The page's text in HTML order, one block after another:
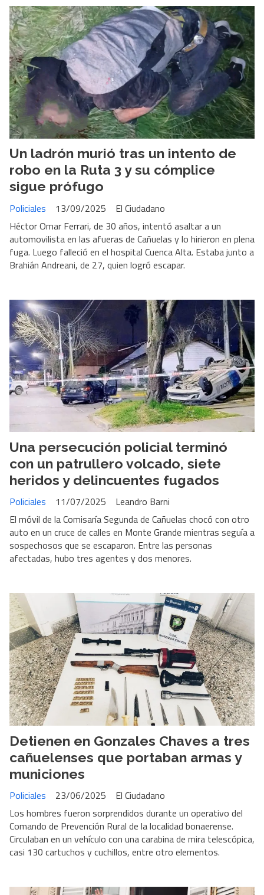
Un ladrón murió tras un intento de
robo en la Ruta 3 y su cómplice
sigue prófugo
El Ciudadano
Policiales
13/09/2025
Héctor Omar Ferrari, de 30 años, intentó asaltar a un
automovilista en las afueras de Cañuelas y lo hirieron en plena
fuga. Luego falleció en el hospital Cuenca Alta. Estaba junto a
Brahián Andreani, de 27, quien logró escapar.
Una persecución policial terminó
con un patrullero volcado, siete
heridos y delincuentes fugados
Leandro Barni
Policiales
11/07/2025
El móvil de la Comisaría Segunda de Cañuelas chocó con otro
auto en un cruce de calles en Monte Grande mientras seguía a
sospechosos que se escaparon. Entre las personas
afectadas, hubo tres agentes y dos menores.
Detienen en Gonzales Chaves a tres
cañuelenses que portaban armas y
municiones
El Ciudadano
Policiales
23/06/2025
Los hombres fueron sorprendidos durante un operativo del
Comando de Prevención Rural de la localidad bonaerense.
Circulaban en un vehículo con una carabina de mira telescópica,
casi 130 cartuchos y cuchillos, entre otro elementos.